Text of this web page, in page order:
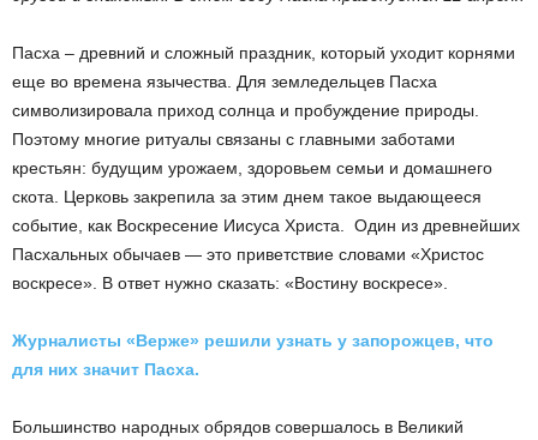
Пaсха – древний и сложный праздник, который уходит корнями
еще во времена язычества. Для земледельцев Пaсха
символизировала приход солнца и пробуждение природы.
Поэтому многие ритуалы связаны с главными заботами
крестьян: будущим урожаем, здоровьем семьи и домашнего
скота. Церковь закрепила за этим днем такое выдающееся
событие, как Воскресение Иисуса Христа. Один из древнейших
Пасхальных обычаев — это приветствие словами «Христoс
вoскресе». В ответ нужно сказать: «Вoстину вoскресе».
Журналисты «Верже» решили узнать у запорожцев, что
для них значит Пасха.
Большинство народных обрядов совершалось в Великий